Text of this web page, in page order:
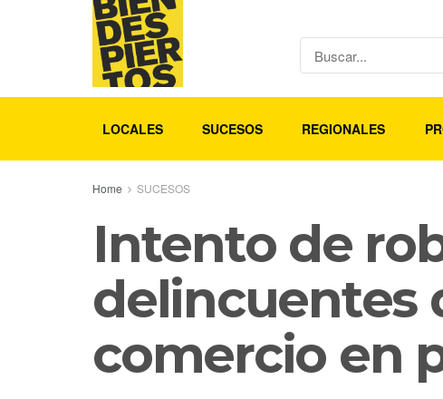
LOCALES SUCESOS REGIONALES
Home SUCESOS
Intento de
delincuentes
comercio en